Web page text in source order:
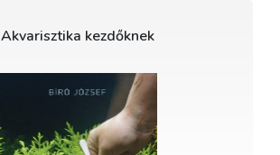
Akvarisztika kezdőknek